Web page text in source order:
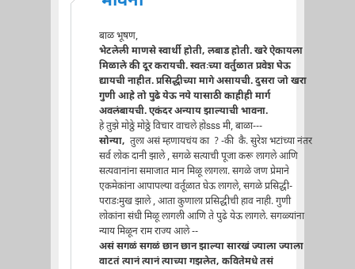
बाळ भूषण,
भेटलेली माणसे स्वार्थी होती, लबाड होती. खरे ऐकायला
मिळाले की दूर करायची. स्वतःच्या वर्तुळात प्रवेश घेऊ
द्यायची नाहीत. प्रसिद्धीच्या मागे असायची. दुसरा जो खरा
गुणी आहे तो पुढे येऊ नये यासाठी काहीही मार्ग
अवलंबायची. एकंदर अन्याय झाल्याची भावना.
हे तुझे मोठ्ठे मोठ्ठे विचार वाचले होsss मी, बाळा---
सोन्या, तुला असं म्हणायचंय का ? -की कै. सुरेश भटांच्या नंतर
सर्व लोक दानी झाले , सगळे सत्याची पूजा करू लागले आणि
सत्यवानांना समाजात मान मिळू लागला. सगळे जण प्रेमाने
एकमेकांना आपापल्या वर्तूळात घेऊ लागले, सगळे प्रसिद्धी-
पराडःमुख झाले , आता कुणाला प्रसिद्धीची हाव नाही. गुणी
लोकांना संधी मिळू लागली आणि ते पुढे येऊ लागले. सगळ्यांना
न्याय मिळून राम राज्य आले --
असं सगळं सगळं छान छान झाल्या सारखं ज्याला ज्याला
वाटतं त्यानं त्यानं त्याच्या गझलेत, कवितेमधे तसं